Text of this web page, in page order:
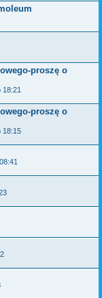
proszę o
18:21
proszę o
18:15